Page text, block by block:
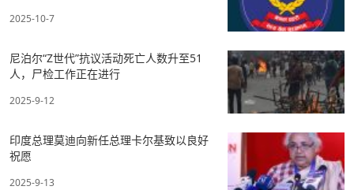
2025-10-7
尼泊尔“Z世代”抗议活动死亡人数升至51
人，尸检工作正在进行
2025-9-12
印度总理莫迪向新任总理卡尔基致以良好
祝愿
2025-9-13